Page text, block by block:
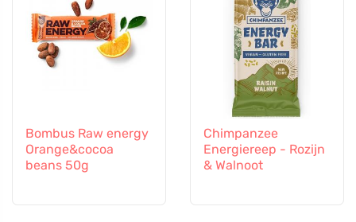
Bombus Raw energy
Orange&cocoa
beans 50g
Chimpanzee
Energiereep - Rozijn
& Walnoot